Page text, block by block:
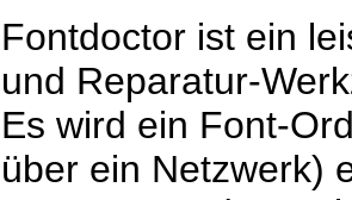
Fontdoctor ist ein
und Reparatur-
Es wird ein Font-
über ein Netzwerk)